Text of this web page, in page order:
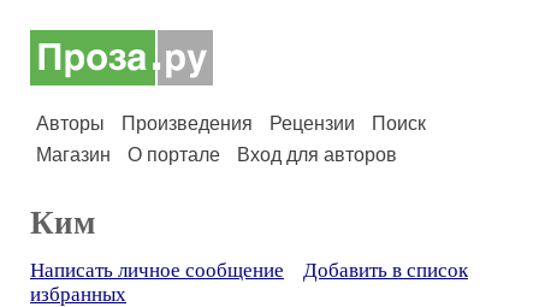
Авторы Произведения Рецензии
Поиск
Магазин
О портале Вход для авторов
Ким
Написать личное сообщение
Добавить в список
избранных